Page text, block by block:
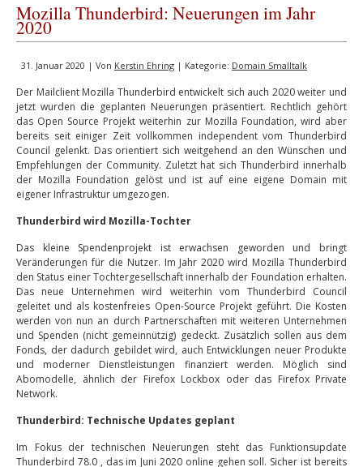
Mozilla Thunderbird: Neuerungen im Jahr
2020
31. Januar 2020 | Von Kerstin Ehring | Kategorie: Domain Smalltalk
Der Mailclient Mozilla Thunderbird entwickelt sich auch 2020 weiter und
jetzt wurden die geplanten Neuerungen präsentiert. Rechtlich gehört
das Open Source Projekt weiterhin zur Mozilla Foundation, wird aber
bereits seit einiger Zeit vollkommen independent vom Thunderbird
Council gelenkt. Das orientiert sich weitgehend an den Wünschen und
Empfehlungen der Community. Zuletzt hat sich Thunderbird innerhalb
der Mozilla Foundation gelöst und ist auf eine eigene Domain mit
eigener Infrastruktur umgezogen.
Thunderbird wird Mozilla-Tochter
Das kleine Spendenprojekt ist erwachsen geworden und bringt
Veränderungen für die Nutzer. Im Jahr 2020 wird Mozilla Thunderbird
den Status einer Tochtergesellschaft innerhalb der Foundation erhalten.
Das neue Unternehmen wird weiterhin vom Thunderbird Council
geleitet und als kostenfreies Open-Source Projekt geführt. Die Kosten
werden von nun an durch Partnerschaften mit weiteren Unternehmen
und Spenden (nicht gemeinnützig) gedeckt. Zusätzlich sollen aus dem
Fonds, der dadurch gebildet wird, auch Entwicklungen neuer Produkte
und moderner Dienstleistungen finanziert werden. Möglich sind
Abomodelle, ähnlich der Firefox Lockbox oder das Firefox Private
Network.
Thunderbird: Technische Updates geplant
Im Fokus der technischen Neuerungen steht das Funktionsupdate
Thunderbird 78.0 , das im Juni 2020 online gehen soll. Sicher ist bereits